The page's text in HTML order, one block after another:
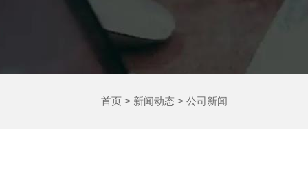
首页> 新闻动态 > 公司新闻